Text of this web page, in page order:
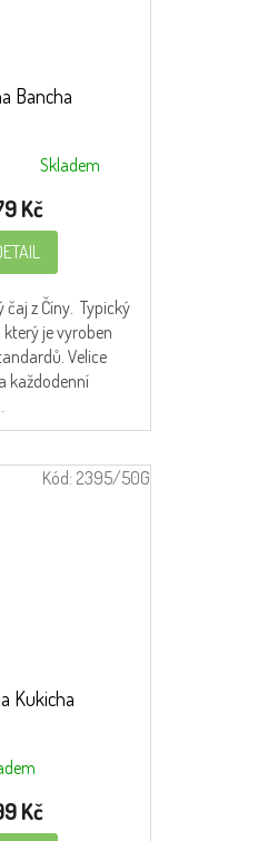
Bancha
Skladem
Kč
čaj z Číny. Typický
který je vyroben
Velice
každodenní
Kukicha
Kč
Kód: 2395/50G